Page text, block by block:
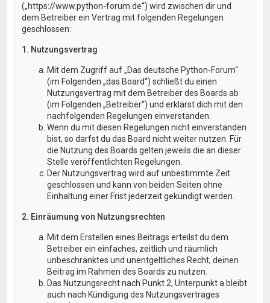
(„https://www.python-forum.de“) wird zwischen dir und
dem Betreiber ein Vertrag mit folgenden Regelungen
geschlossen:
1. Nutzungsvertrag
Mit dem Zugriff auf „Das deutsche Python-Forum“
(im Folgenden „das Board“) schließt du einen
Nutzungsvertrag mit dem Betreiber des Boards ab
(im Folgenden „Betreiber“) und erklärst dich mit den
nachfolgenden Regelungen einverstanden.
Wenn du mit diesen Regelungen nicht einverstanden
bist, so darfst du das Board nicht weiter nutzen. Für
die Nutzung des Boards gelten jeweils die an dieser
Stelle veröffentlichten Regelungen.
Der Nutzungsvertrag wird auf unbestimmte Zeit
geschlossen und kann von beiden Seiten ohne
Einhaltung einer Frist jederzeit gekündigt werden.
2. Einräumung von Nutzungsrechten
Mit dem Erstellen eines Beitrags erteilst du dem
Betreiber ein einfaches, zeitlich und räumlich
unbeschränktes und unentgeltliches Recht, deinen
Beitrag im Rahmen des Boards zu nutzen.
Das Nutzungsrecht nach Punkt 2, Unterpunkt a bleibt
auch nach Kündigung des Nutzungsvertrages